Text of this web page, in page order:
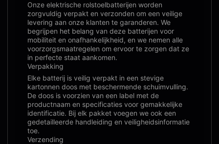
Onze elektrische rolstoelbatterijen worden
zorgvuldig verpakt en verzonden om een ​​veilige
levering aan onze klanten te garanderen. We
begrijpen het belang van deze batterijen voor
mobiliteit en onafhankelijkheid, en we nemen alle
voorzorgsmaatregelen om ervoor te zorgen dat ze
in perfecte staat aankomen.
Verpakking
Elke batterij is veilig verpakt in een stevige
kartonnen doos met beschermende schuimvulling.
De doos is voorzien van een label met de
productnaam en specificaties voor gemakkelijke
identificatie. Bij elk pakket voegen we ook een
gedetailleerde handleiding en veiligheidsinformatie
toe.
Verzending